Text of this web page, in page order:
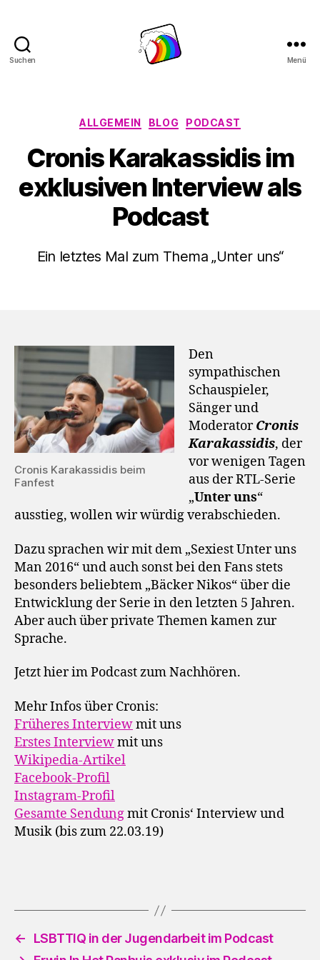
Suchen Menü
Kategorien
ALLGEMEIN BLOG PODCAST
Cronis Karakassidis im
exklusiven Interview als
Podcast
Ein letztes Mal zum Thema „Unter uns“
Cronis Karakassidis beim
Fanfest
Den
sympathischen
Schauspieler,
Sänger und
ModeratorCronis
Karakassidis, der
vor wenigen Tagen
aus der RTL-Serie
„Unter uns“
ausstieg, wollen wir würdig verabschieden.
Dazu sprachen wir mit dem „Sexiest Unter uns
Man 2016“ und auch sonst bei den Fans stets
besonders beliebtem „Bäcker Nikos“ über die
Entwicklung der Serie in den letzten 5 Jahren.
Aber auch über private Themen kamen zur
Sprache.
Jetzt hier im Podcast zum Nachhören.
Mehr Infos über Cronis:
Früheres Interviewmit uns
Erstes Interviewmit uns
Wikipedia-Artikel
Facebook-Profil
Instagram-Profil
Gesamte Sendungmit Cronis‘ Interview und
Musik (bis zum 22.03.19)
←
LSBTTIQ in der Jugendarbeit im Podcast